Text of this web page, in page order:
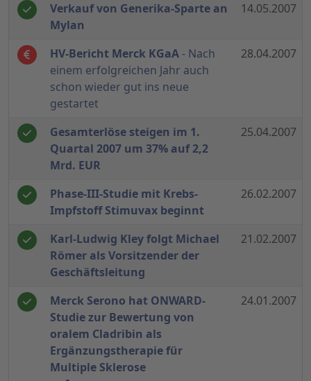
Verkauf von Generika-Sparte an
Mylan
14.05.2007
HV-Bericht Merck KGaA- Nach
einem erfolgreichen Jahr auch
schon wieder gut ins neue
gestartet
28.04.2007
Gesamterlöse steigen im 1.
Quartal 2007 um 37% auf 2,2
Mrd. EUR
25.04.2007
Phase-III-Studie mit Krebs-
Impfstoff Stimuvax beginnt
26.02.2007
Karl-Ludwig Kley folgt Michael
Römer als Vorsitzender der
Geschäftsleitung
21.02.2007
Merck Serono hat ONWARD-
Studie zur Bewertung von
oralem Cladribin als
Ergänzungstherapie für
Multiple Sklerose
24.01.2007